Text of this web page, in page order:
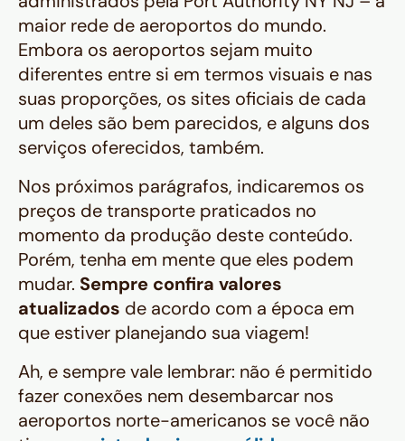
maior rede de aeroportos do mundo.
Embora os aeroportos sejam muito
diferentes entre si em termos visuais e nas
suas proporções, os sites oficiais de cada
um deles são bem parecidos, e alguns dos
serviços oferecidos, também.
Nos próximos parágrafos, indicaremos os
preços de transporte praticados no
momento da produção deste conteúdo.
Porém, tenha em mente que eles podem
mudar. Sempre confira valores
atualizados de acordo com a época em
que estiver planejando sua viagem!
Ah, e sempre vale lembrar: não é permitido
fazer conexões nem desembarcar nos
aeroportos norte-americanos se você não